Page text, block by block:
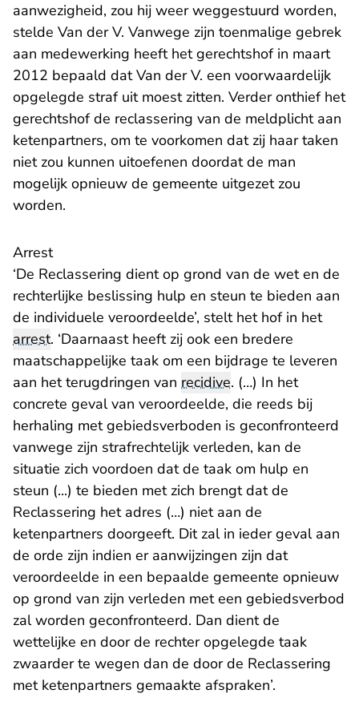
aanwezigheid, zou hij weer weggestuurd worden,
stelde Van der V. Vanwege zijn toenmalige gebrek
aan medewerking heeft het gerechtshof in maart
2012 bepaald dat Van der V. een voorwaardelijk
opgelegde straf uit moest zitten. Verder onthief het
gerechtshof de reclassering van de meldplicht aan
ketenpartners, om te voorkomen dat zij haar taken
niet zou kunnen uitoefenen doordat de man
mogelijk opnieuw de gemeente uitgezet zou
worden.
Arrest
‘De Reclassering dient op grond van de wet en de
rechterlijke beslissing hulp en steun te bieden aan
de individuele veroordeelde’, stelt het hof in het
arrest. ‘Daarnaast heeft zij ook een bredere
maatschappelijke taak om een bijdrage te leveren
aan het terugdringen van recidive. (…) In het
concrete geval van veroordeelde, die reeds bij
herhaling met gebiedsverboden is geconfronteerd
vanwege zijn strafrechtelijk verleden, kan de
situatie zich voordoen dat de taak om hulp en
steun (...) te bieden met zich brengt dat de
Reclassering het adres (…) niet aan de
ketenpartners doorgeeft. Dit zal in ieder geval aan
de orde zijn indien er aanwijzingen zijn dat
veroordeelde in een bepaalde gemeente opnieuw
op grond van zijn verleden met een gebiedsverbod
zal worden geconfronteerd. Dan dient de
wettelijke en door de rechter opgelegde taak
zwaarder te wegen dan de door de Reclassering
met ketenpartners gemaakte afspraken’.